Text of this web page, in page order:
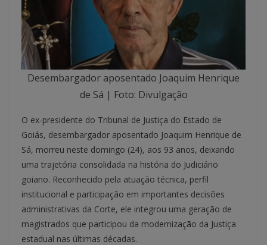
Desembargador aposentado Joaquim Henrique
de Sá | Foto: Divulgação
O ex-presidente do Tribunal de Justiça do Estado de
Goiás, desembargador aposentado Joaquim Henrique de
Sá, morreu neste domingo (24), aos 93 anos, deixando
uma trajetória consolidada na história do Judiciário
goiano. Reconhecido pela atuação técnica, perfil
institucional e participação em importantes decisões
administrativas da Corte, ele integrou uma geração de
magistrados que participou da modernização da Justiça
estadual nas últimas décadas.